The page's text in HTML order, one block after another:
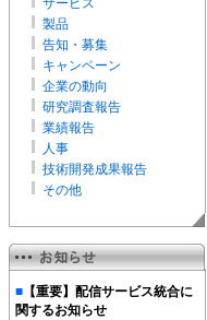
サービス
製品
告知・募集
キャンペーン
企業の動向
研究調査報告
業績報告
人事
技術開発成果報告
その他
■ 【重要】配信サービス統合に
関するお知らせ